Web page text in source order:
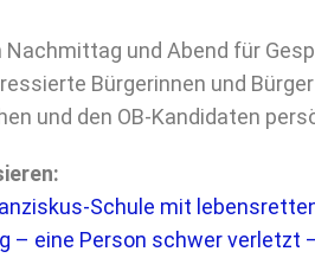
und Abend für
Bürgerinnen und
und den OB-Kandidaten
Schule mit
– eine Person schwer verletzt